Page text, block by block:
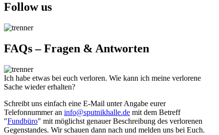
Follow us
FAQs – Fragen & Antworten
Ich habe etwas bei euch verloren. Wie kann ich meine verlorene
Sache wieder erhalten?
Schreibt uns einfach eine E-Mail unter Angabe eurer
Telefonnummer an info@sputnikhalle.de mit dem Betreff
"Fundbüro" mit möglichst genauer Beschreibung des verlorenen
Gegenstandes. Wir schauen dann nach und melden uns bei Euch.